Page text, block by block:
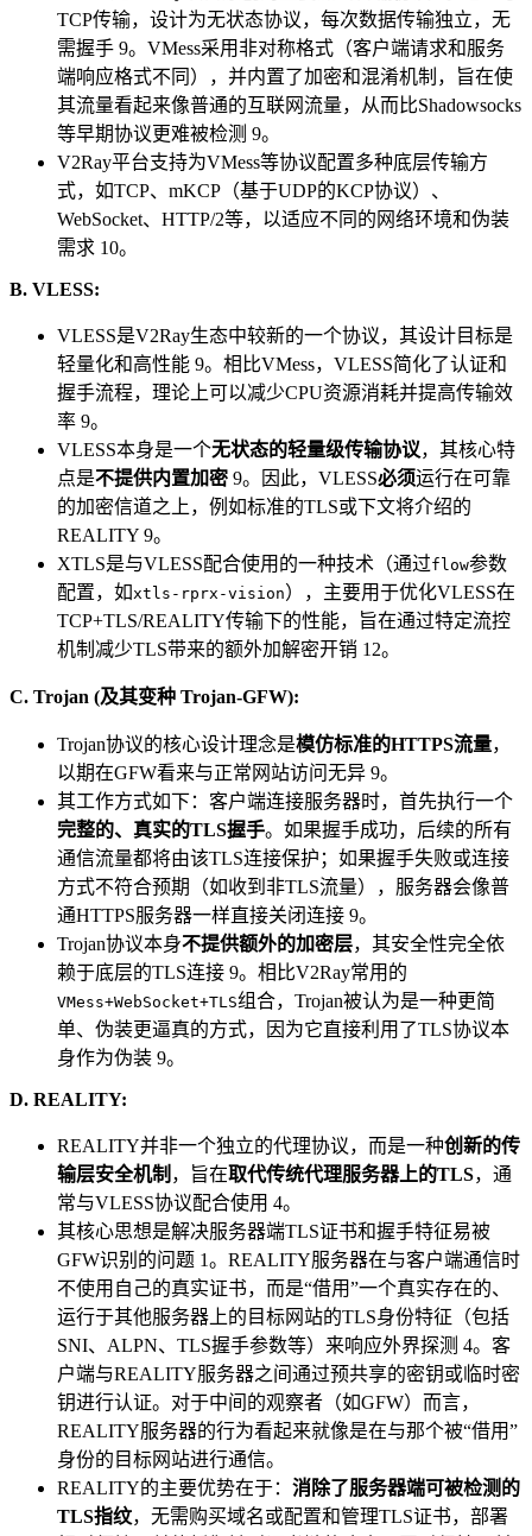
TCP传输，设计为无状态协议，每次数据传输独立，无
需握手 9。VMess采用非对称格式（客户端请求和服务
端响应格式不同），并内置了加密和混淆机制，旨在使
其流量看起来像普通的互联网流量，从而比Shadowsocks
等早期协议更难被检测 9。
V2Ray平台支持为VMess等协议配置多种底层传输方
式，如TCP、mKCP（基于UDP的KCP协议）、
WebSocket、HTTP/2等，以适应不同的网络环境和伪装
需求 10。
B. VLESS:
VLESS是V2Ray生态中较新的一个协议，其设计目标是
轻量化和高性能 9。相比VMess，VLESS简化了认证和
握手流程，理论上可以减少CPU资源消耗并提高传输效
率 9。
VLESS本身是一个无状态的轻量级传输协议，其核心特
点是不提供内置加密 9。因此，VLESS必须运行在可靠
的加密信道之上，例如标准的TLS或下文将介绍的
REALITY 9。
XTLS是与VLESS配合使用的一种技术（通过flow参数
配置，如xtls-rprx-vision），主要用于优化VLESS在
TCP+TLS/REALITY传输下的性能，旨在通过特定流控
机制减少TLS带来的额外加解密开销 12。
C. Trojan (及其变种 Trojan-GFW):
Trojan协议的核心设计理念是模仿标准的HTTPS流量，
以期在GFW看来与正常网站访问无异 9。
其工作方式如下：客户端连接服务器时，首先执行一个
完整的、真实的TLS握手。如果握手成功，后续的所有
通信流量都将由该TLS连接保护；如果握手失败或连接
方式不符合预期（如收到非TLS流量），服务器会像普
通HTTPS服务器一样直接关闭连接 9。
Trojan协议本身不提供额外的加密层，其安全性完全依
赖于底层的TLS连接 9。相比V2Ray常用的
VMess+WebSocket+TLS组合，Trojan被认为是一种更简
单、伪装更逼真的方式，因为它直接利用了TLS协议本
身作为伪装 9。
D. REALITY:
REALITY并非一个独立的代理协议，而是一种创新的传
输层安全机制 ，旨在取代传统代理服务器上的TLS，通
常与VLESS协议配合使用 4。
其核心思想是解决服务器端TLS证书和握手特征易被
GFW识别的问题 1。REALITY服务器在与客户端通信时
不使用自己的真实证书，而是“借用”一个真实存在的、
运行于其他服务器上的目标网站的TLS身份特征（包括
SNI、ALPN、TLS握手参数等）来响应外界探测 4。客
户端与REALITY服务器之间通过预共享的密钥或临时密
钥进行认证。对于中间的观察者（如GFW）而言，
REALITY服务器的行为看起来就像是在与那个被“借用”
身份的目标网站进行通信。
REALITY的主要优势在于： 消除了服务器端可被检测的
TLS指纹，无需购买域名或配置和管理TLS证书，部署